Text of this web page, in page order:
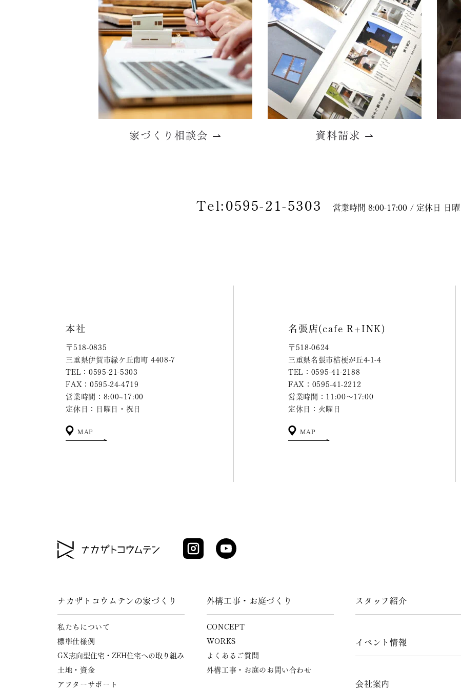
家づくり相談会 ⇀ 資料請求 ⇀
Tel:0595-21-5303 営業時間 8:00-17:00 / 定休日 日曜
本社
〒518-0835
三重県伊賀市緑ケ丘南町 4408-7
TEL：0595-21-5303
FAX：0595-24-4719
営業時間：8:00~17:00
定休日：日曜日・祝日
MAP
名張店(cafe R+INK)
〒518-0624
三重県名張市桔梗が丘4-1-4
TEL：0595-41-2188
FAX：0595-41-2212
営業時間：11:00～17:00
定休日：火曜日
MAP
ナカザトコウムテンの家づくり
私たちについて
標準仕様例
GX志向型住宅・ZEH住宅への取り組み
土地・資金
アフターサポート
外構工事・お庭づくり
CONCEPT
WORKS
よくあるご質問
外構工事・お庭のお問い合わせ
スタッフ紹介
イベント情報
会社案内